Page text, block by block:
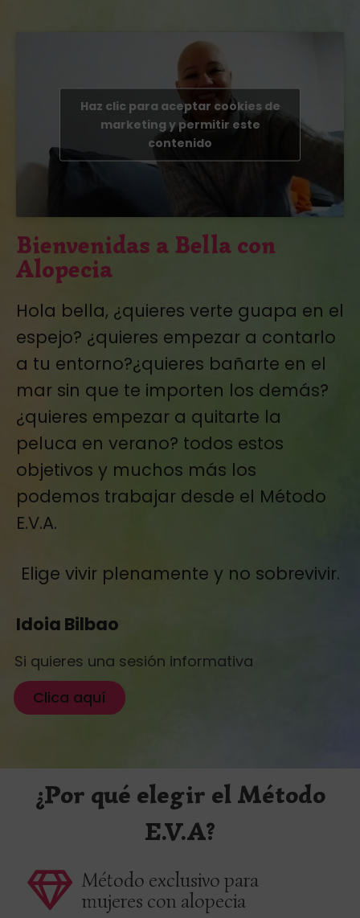
Haz clic para aceptar cookies de
marketing y permitir este
contenido
Bienvenidas a Bella con
Alopecia
Hola bella, ¿quieres verte guapa en el
espejo? ¿quieres empezar a contarlo
a tu entorno?¿quieres bañarte en el
mar sin que te importen los demás?
¿quieres empezar a quitarte la
peluca en verano? todos estos
objetivos y muchos más los
podemos trabajar desde el Método
E.V.A.
Elige vivir plenamente y no sobrevivir.
Idoia Bilbao
Si quieres una sesión informativa
Clica aquí
¿Por qué elegir el Método
E.V.A?
Método exclusivo para
mujeres con alopecia